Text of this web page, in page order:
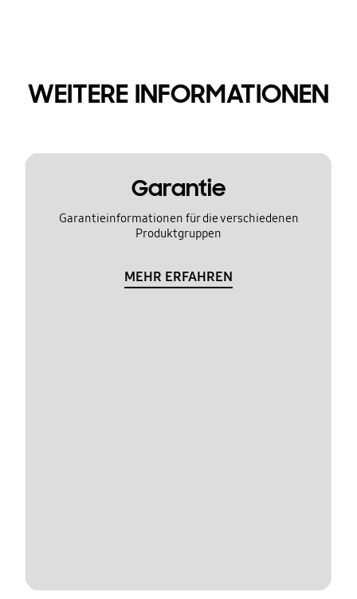
WEITERE INFORMATIONEN
Garantie
Garantieinformationen für die verschiedenen
Produktgruppen
MEHR ERFAHREN